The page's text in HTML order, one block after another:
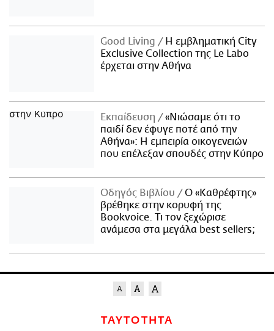
Good Living
Η εμβληματική City
Exclusive Collection της Le Labo
έρχεται στην Αθήνα
Εκπαίδευση
«Νιώσαμε ότι το
παιδί δεν έφυγε ποτέ από την
Αθήνα»: Η εμπειρία οικογενειών
που επέλεξαν σπουδές στην Κύπρο
Οδηγός Βιβλίου
Ο «Καθρέφτης»
βρέθηκε στην κορυφή της
Bookvoice. Τι τον ξεχώρισε
ανάμεσα στα μεγάλα best sellers;
ΤΑΥΤΟΤΗΤΑ